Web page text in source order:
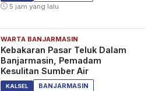
5 jam yang lalu
WARTA BANJARMASIN
Kebakaran Pasar Teluk Dalam
Banjarmasin, Pemadam
Kesulitan Sumber Air
KALSEL
BANJARMASIN